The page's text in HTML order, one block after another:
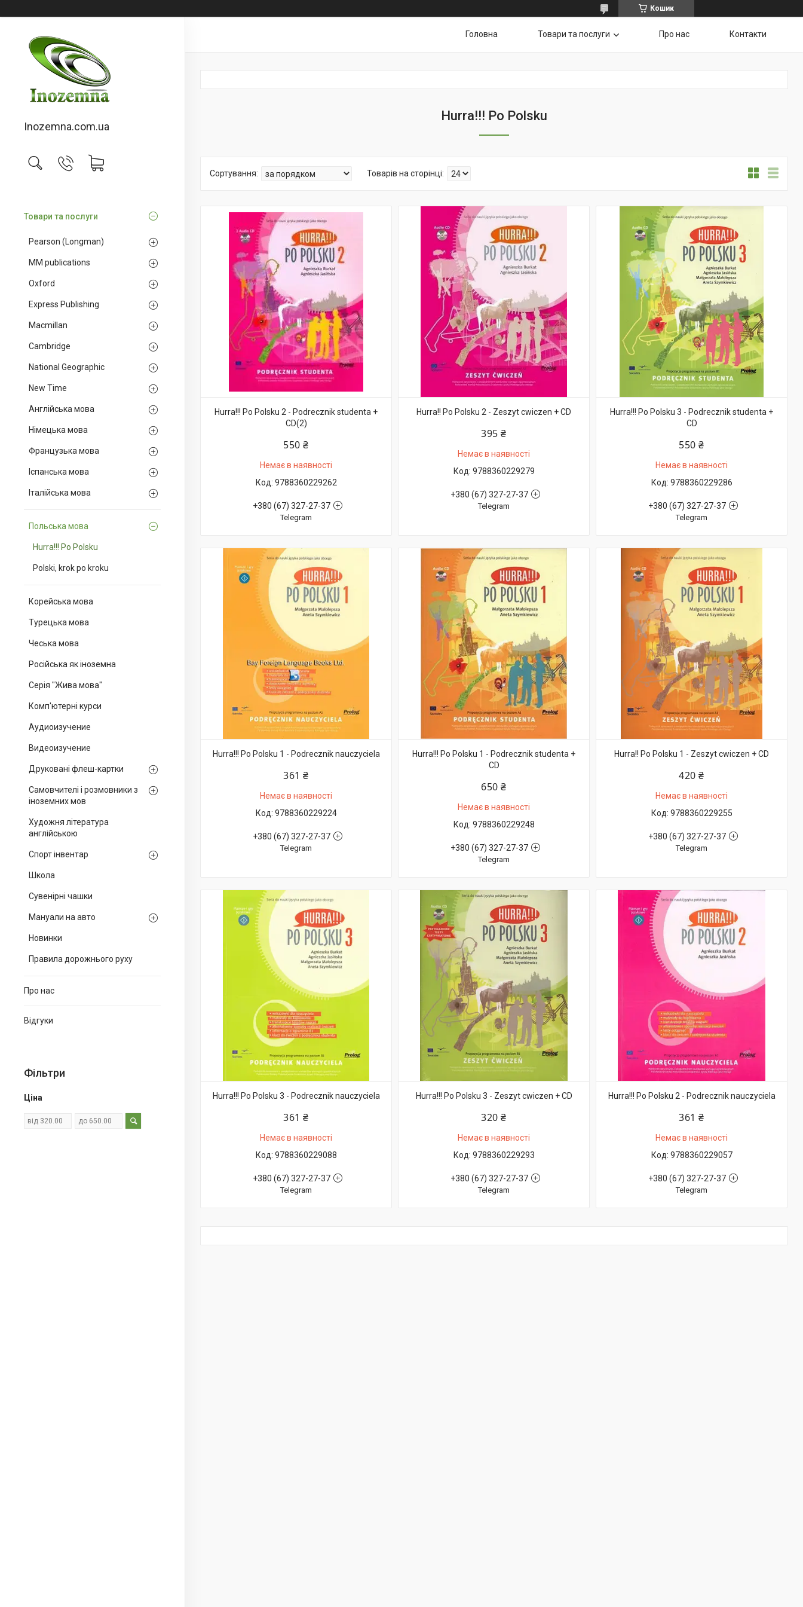
Кошик
Inozemna.com.ua
Товари та послуги
Pearson (Longman)
MM publications
Oxford
Express Publishing
Macmillan
Cambridge
National Geographic
New Time
Англійська мова
Німецька мова
Французька мова
Іспанська мова
Італійська мова
Польська мова
Hurra!!! Po Polsku
Polski, krok po kroku
Корейська мова
Турецька мова
Чеська мова
Російська як іноземна
Серія "Жива мова"
Комп'ютерні курси
Аудиоизучение
Видеоизучение
Друковані флеш-картки
Самовчителі і розмовники з
іноземних мов
Художня література
англійською
Спорт інвентар
Школа
Сувенірні чашки
Мануали на авто
Новинки
Правила дорожнього руху
Про нас
Відгуки
Фільтри
Ціна
Головна Товари та послуги Про нас Контакти
Hurra!!! Po Polsku
Hurra!!! Po Polsku 2 - Podrecznik studenta +
CD(2)
550 ₴
Немає в наявності
9788360229262
+380 (67) 327-27-37
Telegram
Hurra!! Po Polsku 2 - Zeszyt cwiczen + CD
395 ₴
Немає в наявності
9788360229279
+380 (67) 327-27-37
Telegram
Hurra!!! Po Polsku 3 - Podrecznik studenta +
CD
550 ₴
Немає в наявності
9788360229286
+380 (67) 327-27-37
Telegram
Hurra!!! Po Polsku 1 - Podrecznik nauczyciela
361 ₴
Немає в наявності
9788360229224
+380 (67) 327-27-37
Telegram
Hurra!!! Po Polsku 1 - Podrecznik studenta +
CD
650 ₴
Немає в наявності
9788360229248
+380 (67) 327-27-37
Telegram
Hurra!! Po Polsku 1 - Zeszyt cwiczen + CD
420 ₴
Немає в наявності
9788360229255
+380 (67) 327-27-37
Telegram
Hurra!!! Po Polsku 3 - Podrecznik nauczyciela
361 ₴
Немає в наявності
9788360229088
+380 (67) 327-27-37
Telegram
Hurra!!! Po Polsku 3 - Zeszyt cwiczen + CD
320 ₴
Немає в наявності
9788360229293
+380 (67) 327-27-37
Telegram
Hurra!!! Po Polsku 2 - Podrecznik nauczyciela
361 ₴
Немає в наявності
9788360229057
+380 (67) 327-27-37
Telegram